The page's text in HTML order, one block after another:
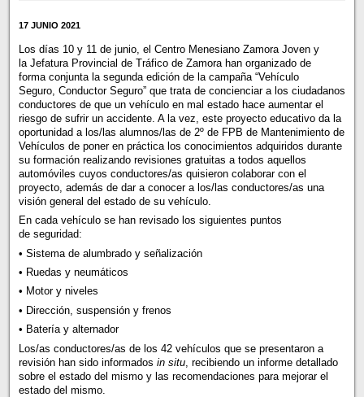
17 JUNIO 2021
Los días 10 y 11 de junio, el Centro Menesiano Zamora Joven y
la Jefatura Provincial de Tráfico de Zamora han organizado de
forma conjunta la segunda edición de la campaña “Vehículo
Seguro, Conductor Seguro” que trata de concienciar a los ciudadanos
conductores de que un vehículo en mal estado hace aumentar el
riesgo de sufrir un accidente. A la vez, este proyecto educativo da la
oportunidad a los/las alumnos/las de 2º de FPB de Mantenimiento de
Vehículos de poner en práctica los conocimientos adquiridos durante
su formación realizando revisiones gratuitas a todos aquellos
automóviles cuyos conductores/as quisieron colaborar con el
proyecto, además de dar a conocer a los/las conductores/as una
visión general del estado de su vehículo.
En cada vehículo se han revisado los siguientes puntos
de seguridad:
• Sistema de alumbrado y señalización
• Ruedas y neumáticos
• Motor y niveles
• Dirección, suspensión y frenos
• Batería y alternador
Los/as conductores/as de los 42 vehículos que se presentaron a
revisión han sido informados in situ, recibiendo un informe detallado
sobre el estado del mismo y las recomendaciones para mejorar el
estado del mismo.